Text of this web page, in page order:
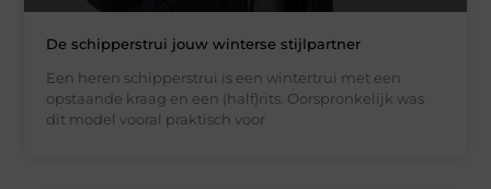
De schipperstrui jouw winterse stijlpartner
Een heren schipperstrui is een wintertrui met een
opstaande kraag en een (half)rits. Oorspronkelijk was
dit model vooral praktisch voor